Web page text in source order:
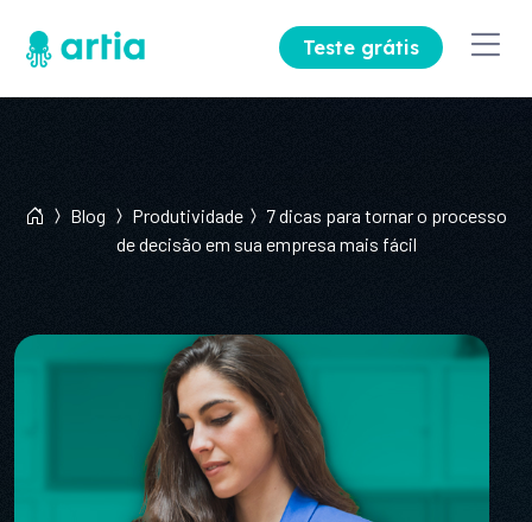
Teste grátis
Blog Produtividade
7 dicas para tornar o processo
de decisão em sua empresa mais fácil